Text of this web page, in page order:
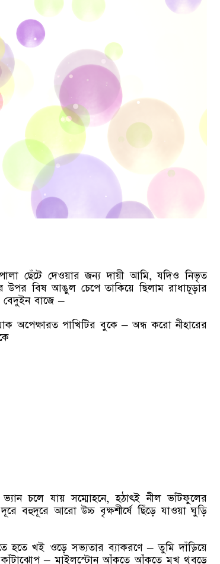
ছেঁটে দেওয়ার জন্য দায়ী আমি, যদিও নিভৃত
উপর বিষ আঙুল চেপে তাকিয়ে ছিলাম রাধাচূড়ার
বেদুইন বাজে –
অপেক্ষারত পাখিটির বুকে – অন্ধ করো নীহারের
চলে যায় সম্মোহনে, হঠাৎই নীল ভাঁটফুলের
বহুদূরে আরো উচ্চ বৃক্ষশীর্ষে ছিঁড়ে যাওয়া ঘুড়ি
হতে খই ওড়ে সভ্যতার ব্যাকরণে – তুমি দাঁড়িয়ে
– মাইলস্টোন আঁকতে আঁকতে মুখ থুবড়ে